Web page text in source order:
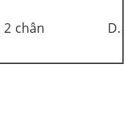
bằng 2 chân D.